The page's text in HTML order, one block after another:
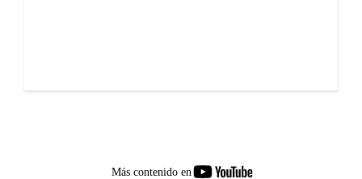
Más contenido en youtube-